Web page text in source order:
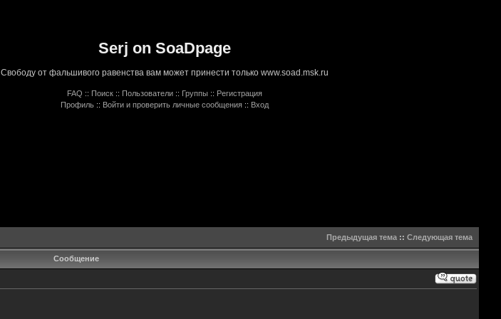
Serj on SoaDpage
Свободу от фальшивого равенства вам может принести только www.soad.msk.ru
FAQ :: Поиск :: Пользователи :: Группы :: Регистрация
Профиль :: Войти и проверить личные сообщения :: Вход
Предыдущая тема:: Следующая тема
Сообщение